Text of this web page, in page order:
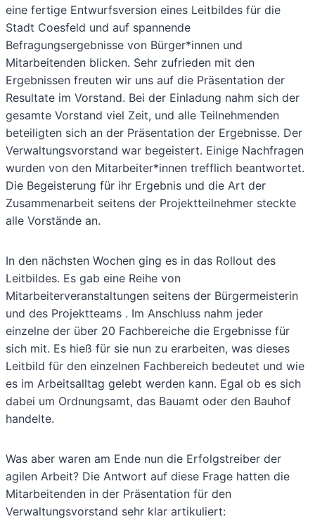
eine fertige Entwurfsversion eines Leitbildes für die
Stadt Coesfeld und auf spannende
Befragungsergebnisse von Bürger*innen und
Mitarbeitenden blicken. Sehr zufrieden mit den
Ergebnissen freuten wir uns auf die Präsentation der
Resultate im Vorstand. Bei der Einladung nahm sich der
gesamte Vorstand viel Zeit, und alle Teilnehmenden
beteiligten sich an der Präsentation der Ergebnisse. Der
Verwaltungsvorstand war begeistert. Einige Nachfragen
wurden von den Mitarbeiter*innen trefflich beantwortet.
Die Begeisterung für ihr Ergebnis und die Art der
Zusammenarbeit seitens der Projektteilnehmer steckte
alle Vorstände an.
In den nächsten Wochen ging es in das Rollout des
Leitbildes. Es gab eine Reihe von
Mitarbeiterveranstaltungen seitens der Bürgermeisterin
und des Projektteams . Im Anschluss nahm jeder
einzelne der über 20 Fachbereiche die Ergebnisse für
sich mit. Es hieß für sie nun zu erarbeiten, was dieses
Leitbild für den einzelnen Fachbereich bedeutet und wie
es im Arbeitsalltag gelebt werden kann. Egal ob es sich
dabei um Ordnungsamt, das Bauamt oder den Bauhof
handelte.
Was aber waren am Ende nun die Erfolgstreiber der
agilen Arbeit? Die Antwort auf diese Frage hatten die
Mitarbeitenden in der Präsentation für den
Verwaltungsvorstand sehr klar artikuliert: